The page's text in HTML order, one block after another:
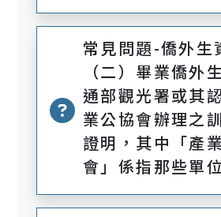
常見問題-僑外生
（二）畢業僑外
通部觀光署或其
業公協會辦理之
證明，其中「產
會」係指那些單